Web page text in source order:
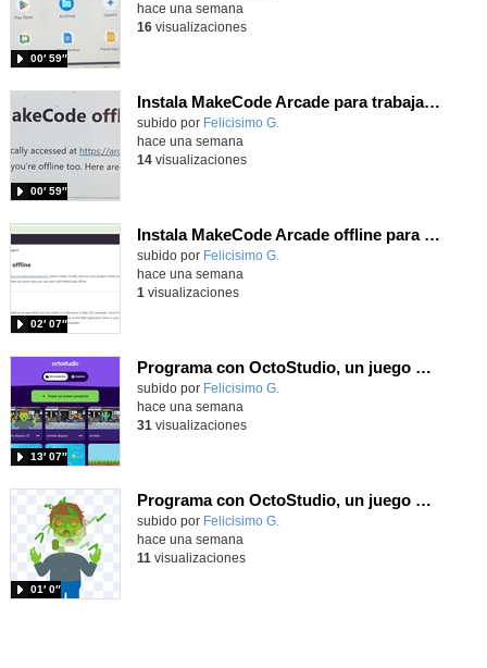
00′ 59″
hace una semana
16visualizaciones
Instala MakeCode Arcade para trabajar offline en tu tablet, ordenador, Chromebook
Contenido educativo.
subido por Felicisimo G.
00′ 59″
hace una semana
14visualizaciones
Instala MakeCode Arcade offline para programar grandes juegos sin necesidad de Internet
Contenido educativo.
subido por Felicisimo G.
02′ 07″
hace una semana
1 visualizaciones
Programa con OctoStudio, un juego de disparos contra Zombies con un cargador basado en el House of the dead
Contenido educativo.
subido por Felicisimo G.
13′ 07″
hace una semana
31 visualizaciones
Programa con OctoStudio, un juego homenajeando al House of the dead con Zombies
Contenido educativo.
subido por Felicisimo G.
01′ 0″
hace una semana
11 visualizaciones